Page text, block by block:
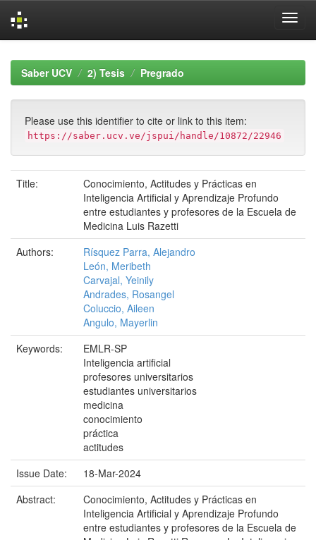
navigationSaber UCV 2) Tesis Pregrado
Please use this identifier to cite or link to this item:
https://saber.ucv.ve/jspui/handle/10872/22946
Title:
Conocimiento, Actitudes y Prácticas en
Inteligencia Artificial y Aprendizaje Profundo
entre estudiantes y profesores de la Escuela de
Medicina Luis Razetti
Authors:
Rísquez Parra, Alejandro
León, Meribeth
Carvajal, Yeinily
Andrades, Rosangel
Coluccio, Aileen
Angulo, Mayerlin
Keywords:
EMLR-SP
Inteligencia artificial
profesores universitarios
estudiantes universitarios
medicina
conocimiento
práctica
actitudes
Issue Date:
18-Mar-2024
Abstract:
Conocimiento, Actitudes y Prácticas en
Inteligencia Artificial y Aprendizaje Profundo
entre estudiantes y profesores de la Escuela de